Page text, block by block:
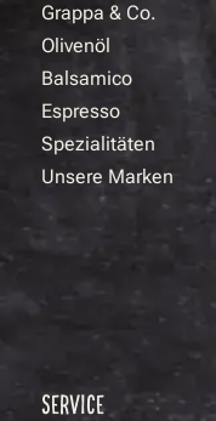
Grappa & Co.
Olivenöl
Balsamico
Espresso
Spezialitäten
Unsere Marken
SERVICE